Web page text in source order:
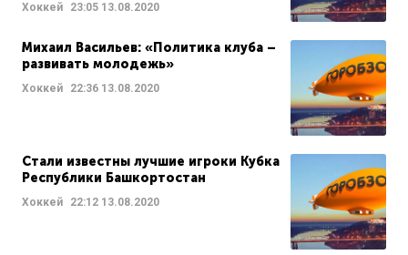
Хоккей 23:05 13.08.2020
Михаил Васильев: «Политика клуба –
развивать молодежь»
Хоккей 22:36 13.08.2020
Стали известны лучшие игроки Кубка
Республики Башкортостан
Хоккей 22:12 13.08.2020